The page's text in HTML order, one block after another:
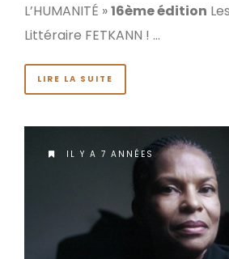
L’HUMANITÉ »16ème édition
Littéraire FETKANN ! …
LIRE LA SUITE
IL Y A 7 ANNÉES